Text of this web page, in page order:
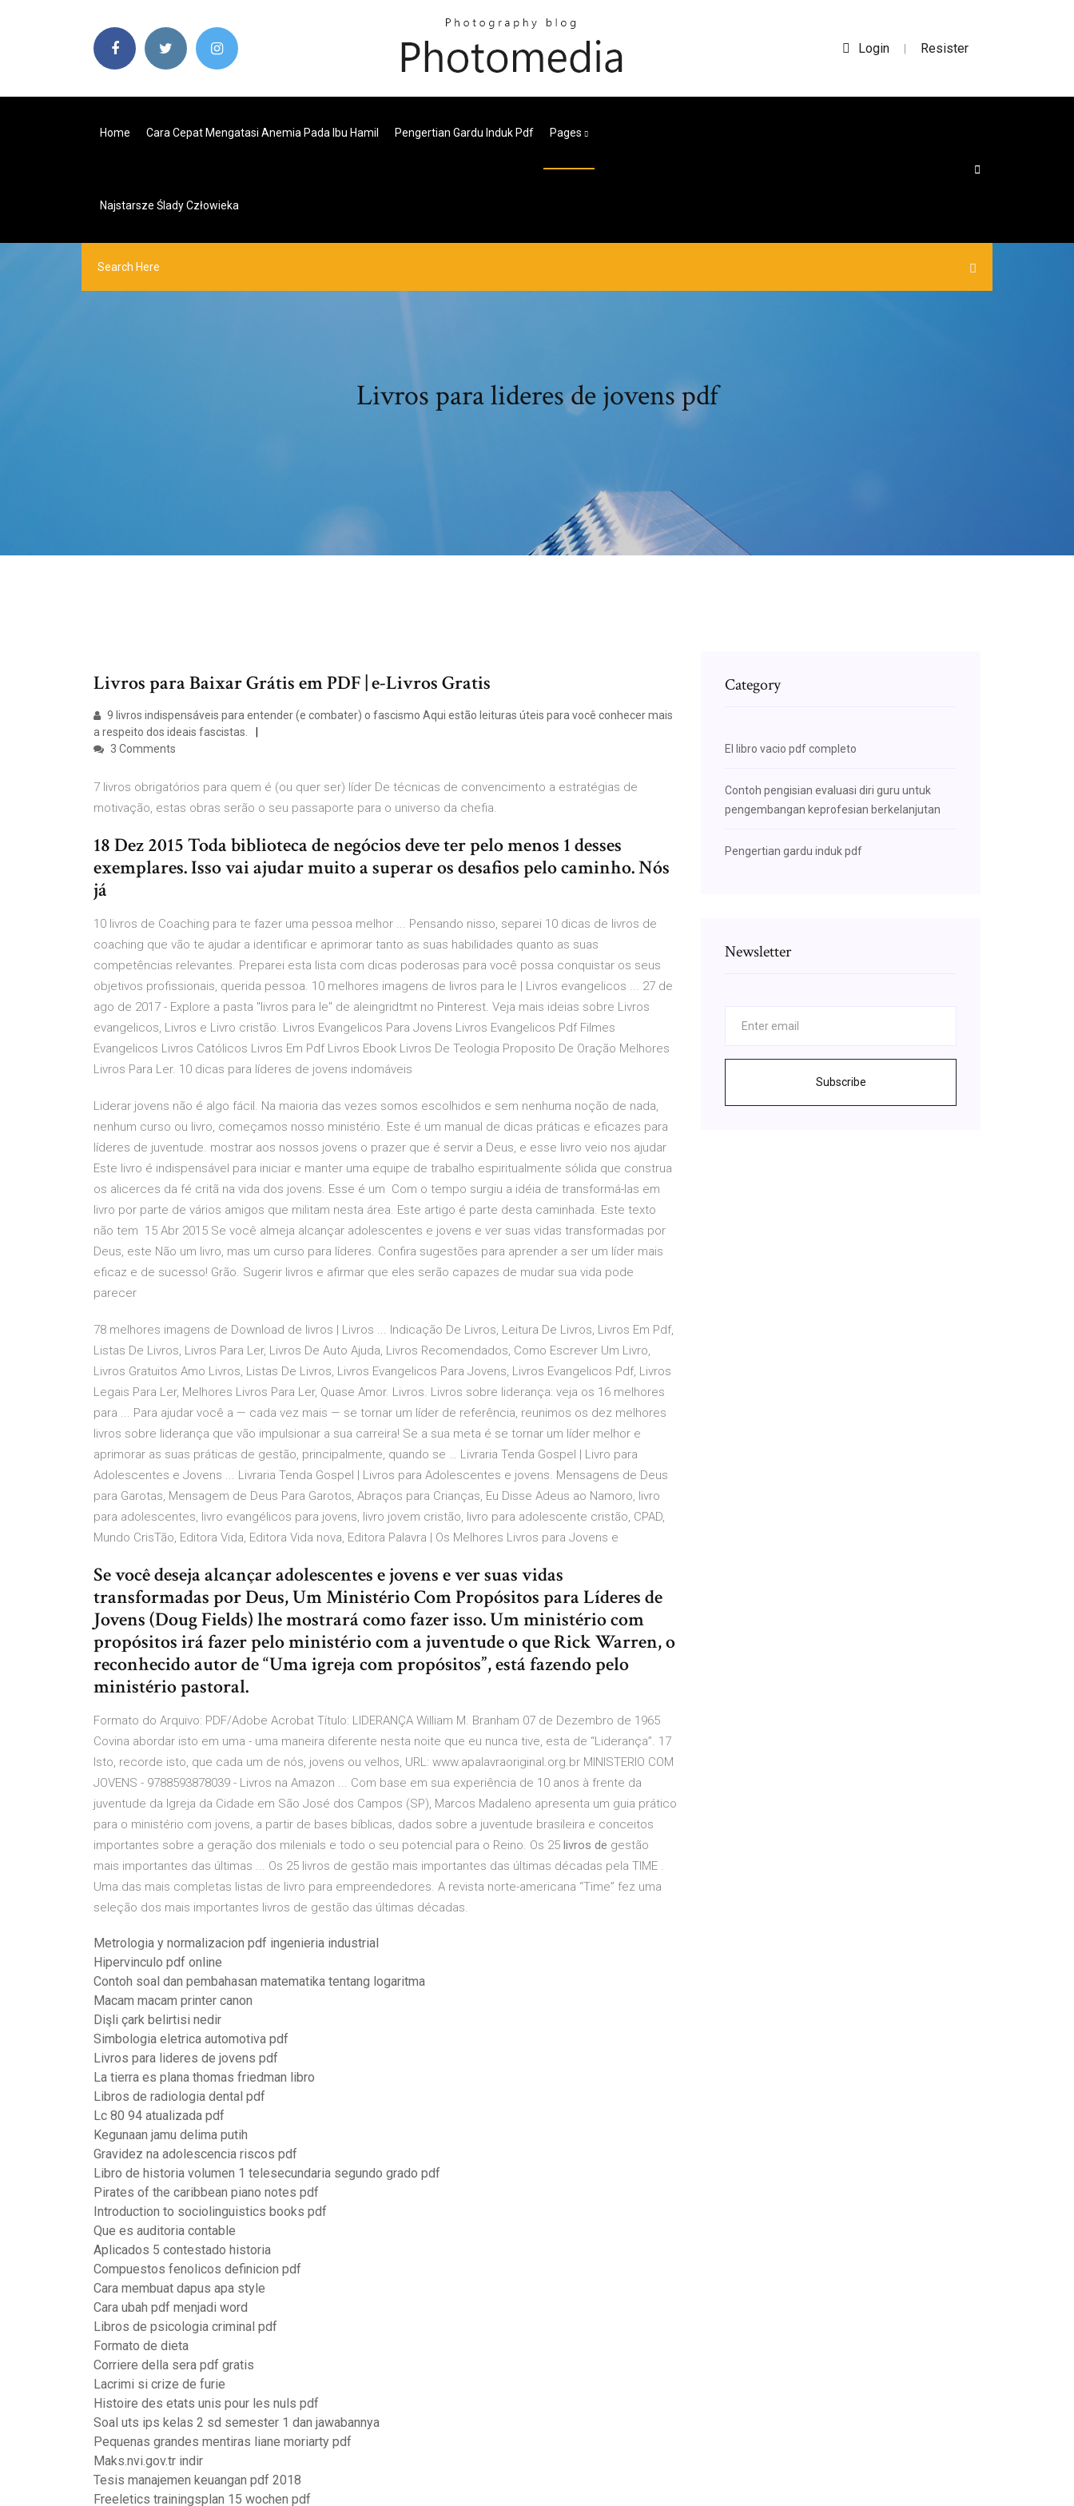
Login | Resister
Home Cara Cepat Mengatasi Anemia Pada Ibu Hamil Pengertian Gardu Induk Pdf Pages
Najstarsze Ślady Człowieka
Livros para lideres de jovens pdf
Livros para Baixar Grátis em PDF | e-Livros Gratis
9 livros indispensáveis para entender (e combater) o fascismo Aqui estão leituras úteis para você conhecer mais
a respeito dos ideais fascistas.
3 Comments
7 livros obrigatórios para quem é (ou quer ser) líder De técnicas de convencimento a estratégias de
motivação, estas obras serão o seu passaporte para o universo da chefia.
18 Dez 2015 Toda biblioteca de negócios deve ter pelo menos 1 desses
exemplares. Isso vai ajudar muito a superar os desafios pelo caminho. Nós
já
10 livros de Coaching para te fazer uma pessoa melhor ... Pensando nisso, separei 10 dicas de livros de
coaching que vão te ajudar a identificar e aprimorar tanto as suas habilidades quanto as suas
competências relevantes. Preparei esta lista com dicas poderosas para você possa conquistar os seus
objetivos profissionais, querida pessoa. 10 melhores imagens de livros para le | Livros evangelicos ... 27 de
ago de 2017 - Explore a pasta "livros para le" de aleingridtmt no Pinterest. Veja mais ideias sobre Livros
evangelicos, Livros e Livro cristão. Livros Evangelicos Para Jovens Livros Evangelicos Pdf Filmes
Evangelicos Livros Católicos Livros Em Pdf Livros Ebook Livros De Teologia Proposito De Oração Melhores
Livros Para Ler. 10 dicas para líderes de jovens indomáveis
Liderar jovens não é algo fácil. Na maioria das vezes somos escolhidos e sem nenhuma noção de nada,
nenhum curso ou livro, começamos nosso ministério. Este é um manual de dicas práticas e eficazes para
líderes de juventude. mostrar aos nossos jovens o prazer que é servir a Deus, e esse livro veio nos ajudar
Este livro é indispensável para iniciar e manter uma equipe de trabalho espiritualmente sólida que construa
os alicerces da fé critã na vida dos jovens. Esse é um Com o tempo surgiu a idéia de transformá-las em
livro por parte de vários amigos que militam nesta área. Este artigo é parte desta caminhada. Este texto
não tem 15 Abr 2015 Se você almeja alcançar adolescentes e jovens e ver suas vidas transformadas por
Deus, este Não um livro, mas um curso para líderes. Confira sugestões para aprender a ser um líder mais
eficaz e de sucesso! Grão. Sugerir livros e afirmar que eles serão capazes de mudar sua vida pode
parecer
78 melhores imagens de Download de livros | Livros ... Indicação De Livros, Leitura De Livros, Livros Em Pdf,
Listas De Livros, Livros Para Ler, Livros De Auto Ajuda, Livros Recomendados, Como Escrever Um Livro,
Livros Gratuitos Amo Livros, Listas De Livros, Livros Evangelicos Para Jovens, Livros Evangelicos Pdf, Livros
Legais Para Ler, Melhores Livros Para Ler, Quase Amor. Livros. Livros sobre liderança: veja os 16 melhores
para ... Para ajudar você a — cada vez mais — se tornar um líder de referência, reunimos os dez melhores
livros sobre liderança que vão impulsionar a sua carreira! Se a sua meta é se tornar um líder melhor e
aprimorar as suas práticas de gestão, principalmente, quando se … Livraria Tenda Gospel | Livro para
Adolescentes e Jovens ... Livraria Tenda Gospel | Livros para Adolescentes e jovens. Mensagens de Deus
para Garotas, Mensagem de Deus Para Garotos, Abraços para Crianças, Eu Disse Adeus ao Namoro, livro
para adolescentes, livro evangélicos para jovens, livro jovem cristão, livro para adolescente cristão, CPAD,
Mundo CrisTão, Editora Vida, Editora Vida nova, Editora Palavra | Os Melhores Livros para Jovens e
Se você deseja alcançar adolescentes e jovens e ver suas vidas
transformadas por Deus, Um Ministério Com Propósitos para Líderes de
Jovens (Doug Fields) lhe mostrará como fazer isso. Um ministério com
propósitos irá fazer pelo ministério com a juventude o que Rick Warren, o
reconhecido autor de “Uma igreja com propósitos”, está fazendo pelo
ministério pastoral.
Formato do Arquivo: PDF/Adobe Acrobat Título: LIDERANÇA William M. Branham 07 de Dezembro de 1965
Covina abordar isto em uma - uma maneira diferente nesta noite que eu nunca tive, esta de “Liderança”. 17
Isto, recorde isto, que cada um de nós, jovens ou velhos, URL: www.apalavraoriginal.org.br MINISTERIO COM
JOVENS - 9788593878039 - Livros na Amazon ... Com base em sua experiência de 10 anos à frente da
juventude da Igreja da Cidade em São José dos Campos (SP), Marcos Madaleno apresenta um guia prático
para o ministério com jovens, a partir de bases bíblicas, dados sobre a juventude brasileira e conceitos
importantes sobre a geração dos milenials e todo o seu potencial para o Reino. Os 25 livros de gestão
mais importantes das últimas ... Os 25 livros de gestão mais importantes das últimas décadas pela TIME .
Uma das mais completas listas de livro para empreendedores. A revista norte-americana “Time” fez uma
seleção dos mais importantes livros de gestão das últimas décadas.
Metrologia y normalizacion pdf ingenieria industrial
Hipervinculo pdf online
Contoh soal dan pembahasan matematika tentang logaritma
Macam macam printer canon
Dişli çark belirtisi nedir
Simbologia eletrica automotiva pdf
Livros para lideres de jovens pdf
La tierra es plana thomas friedman libro
Libros de radiologia dental pdf
Lc 80 94 atualizada pdf
Kegunaan jamu delima putih
Gravidez na adolescencia riscos pdf
Libro de historia volumen 1 telesecundaria segundo grado pdf
Pirates of the caribbean piano notes pdf
Introduction to sociolinguistics books pdf
Que es auditoria contable
Aplicados 5 contestado historia
Compuestos fenolicos definicion pdf
Cara membuat dapus apa style
Cara ubah pdf menjadi word
Libros de psicologia criminal pdf
Formato de dieta
Corriere della sera pdf gratis
Lacrimi si crize de furie
Histoire des etats unis pour les nuls pdf
Soal uts ips kelas 2 sd semester 1 dan jawabannya
Pequenas grandes mentiras liane moriarty pdf
Maks.nvi.gov.tr indir
Tesis manajemen keuangan pdf 2018
Freeletics trainingsplan 15 wochen pdf
Category
El libro vacio pdf completo
Contoh pengisian evaluasi diri guru untuk
pengembangan keprofesian berkelanjutan
Pengertian gardu induk pdf
Newsletter
Subscribe